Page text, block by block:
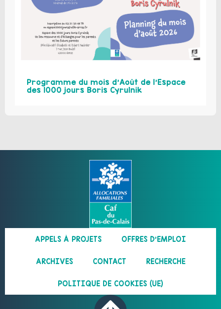
Programme du mois d’Août de l’Espace
des 1000 jours Boris Cyrulnik
APPELS À PROJETS OFFRES D’EMPLOI
ARCHIVES CONTACT RECHERCHE
POLITIQUE DE COOKIES (UE)